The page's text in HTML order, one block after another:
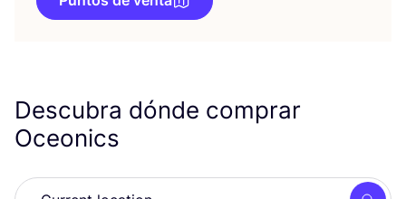
Descubra dónde comprar
Oceonics